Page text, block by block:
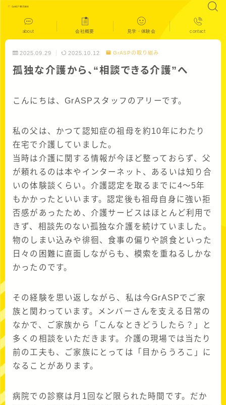
about 会社概要 見学・体験会 contact
2025.09.29 2025.10.12 GrASPの取り組み
孤独な介護から、“相談できる介護”へ
こんにちは、GrASPスタッフのアリーです。
私の父は、かつて認知症の祖母を約10年にわたり
在宅で介護していました。
当時は介護に関する情報が今ほど整っておらず、父
が頼れるのは本やインターネット、あるいは知り合
いの体験談くらい。介護認定を取るまでに4〜5年
もかかったといいます。認定後も祖母自身に強い拒
否感があったため、介護サービスはほとんど利用で
きず、相談先のない孤独な介護を続けていました。
物のしまい込みや徘徊、食事の偏りや誤食といった
日々の困難に直面しながらも、模索を重ねるしかな
かったのです。
その経験を思い返しながら、私は今GrASPでご家
族と関わっています。メンバーさんを支える日常の
なかで、ご家族から「こんなときどうしたら？」と
多くの相談をいただきます。介護の現場では当たり
前の工夫も、ご家族にとっては「目からうろこ」に
なることがあります。
病院での診察は月1回など限られた時間です。だか